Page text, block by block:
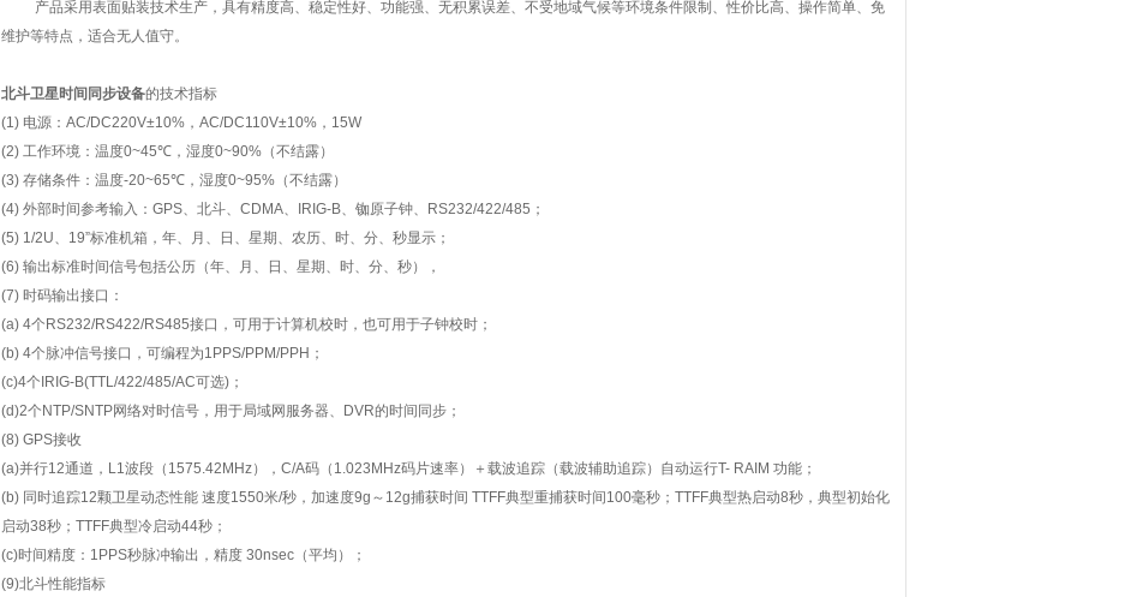
产品采用表面贴装技术生产，具有精度高、稳定性好、功能强、无积累误差、不受地域气候等环境条件限制、性价比高、操作简单、免
维护等特点，适合无人值守。
北斗卫星时间同步设备的技术指标
(1) 电源： AC/DC220V±10% ， AC/DC110V±10% ， 15W
(2) 工作环境：温度0~45℃ ，湿度0~90% （不结露）
(3) 存储条件：温度-20~65℃ ，湿度0~95% （不结露）
(4) 外部时间参考输入： GPS、北斗、 CDMA、 IRIG-B、铷原子钟、 RS232/422/485 ；
(5) 1/2U、 19”标准机箱，年、月、日、星期、农历、时、分、秒显示；
(6) 输出标准时间信号包括公历（年、月、日、星期、时、分、秒），
(7) 时码输出接口：
(a) 4个 RS232/RS422/RS485接口，可用于计算机校时，也可用于子钟校时；
(b) 4个脉冲信号接口，可编程为1PPS/PPM/PPH ；
(c)4个 IRIG-B(TTL/422/485/AC可选) ；
(d)2个 NTP/SNTP网络对时信号，用于局域网服务器、 DVR的时间同步；
(8) GPS接收
(a)并行12通道， L1波段（ 1575.42MHz）， C/A码（ 1.023MHz码片速率）＋载波追踪（载波辅助追踪）自动运行T- RAIM 功能；
(b) 同时追踪12颗卫星动态性能 速度1550米/秒，加速度9g ～ 12g捕获时间 TTFF典型重捕获时间 100毫秒； TTFF典型热启动8秒，典型初始化
启动38秒； TTFF典型冷启动44秒；
(c)时间精度： 1PPS秒脉冲输出，精度 30nsec （平均）；
(9)北斗性能指标